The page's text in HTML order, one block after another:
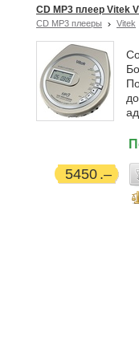
CD MP3 плеер Vitek
CD MP3 плееры Vitek
5450